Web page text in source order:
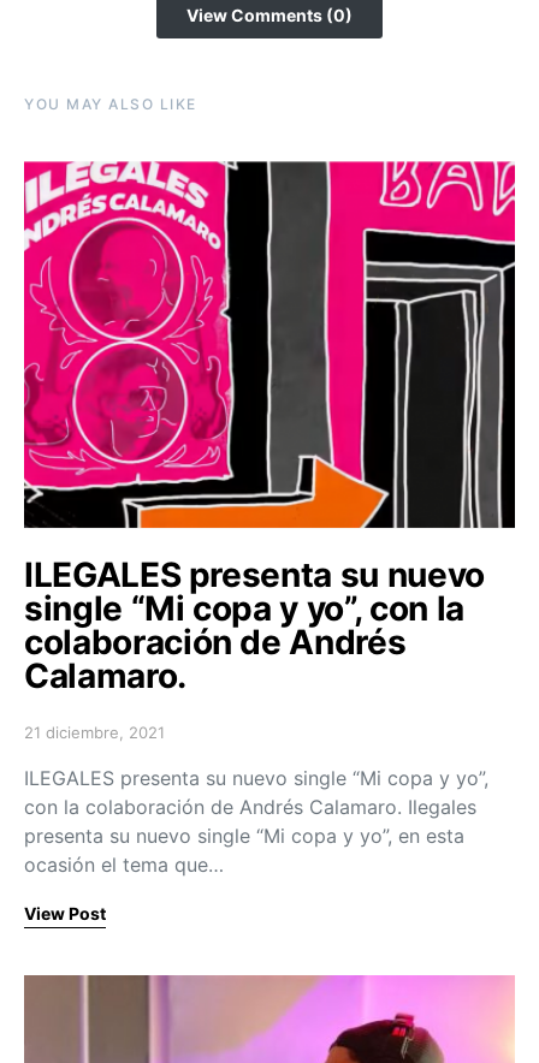
View Comments (0)
YOU MAY ALSO LIKE
ILEGALES presenta su nuevo
single “Mi copa y yo”, con la
colaboración de Andrés
Calamaro.
Posted on
21 diciembre, 2021
ILEGALES presenta su nuevo single “Mi copa y yo”,
con la colaboración de Andrés Calamaro. Ilegales
presenta su nuevo single “Mi copa y yo”, en esta
ocasión el tema que…
View Post